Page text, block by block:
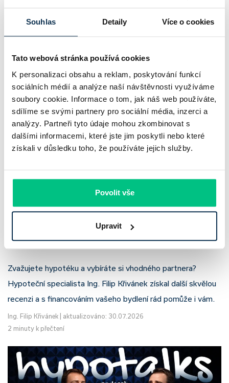
Souhlas Detaily Více o cookies
Tato webová stránka používá cookies
K personalizaci obsahu a reklam, poskytování funkcí
sociálních médií a analýze naší návštěvnosti využíváme
soubory cookie. Informace o tom, jak náš web používáte,
sdílíme se svými partnery pro sociální média, inzerci a
analýzy. Partneři tyto údaje mohou zkombinovat s
dalšími informacemi, které jste jim poskytli nebo které
získali v důsledku toho, že používáte jejich služby.
Povolit vše
Upravit
Komerční banka nabízí docela plastický obrázek dnešního
bankovního trhu. Na jedné straně jí podle zadaného rámce
Pavel Pohanka aktualizováno: 31.07.2026
Recenze - hypoteční specialista: Ing.
Filip Křivánek, klient: Tomáš B.
Zvažujete hypotéku a vybíráte si vhodného partnera?
Hypoteční specialista Ing. Filip Křivánek získal další skvělou
recenzi a s financováním vašeho bydlení rád pomůže i vám.
Ing. Filip Křivánek
aktualizováno: 30.07.2026
2 minuty k přečtení